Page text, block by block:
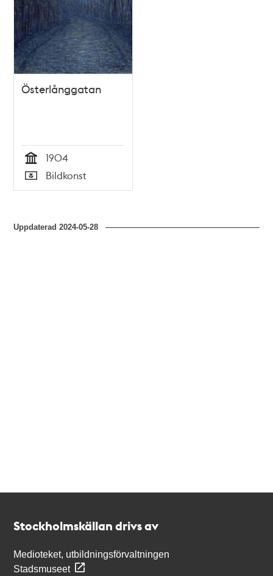
Österlånggatan
Tid
1904
Typ
Bildkonst
Uppdaterad2024-05-28
Stockholmskällan drivs av
Medioteket, utbildningsförvaltningen
Stadsmuseet